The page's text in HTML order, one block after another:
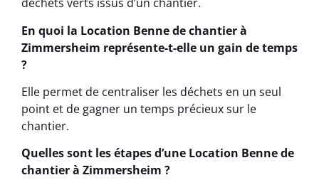
En quoi la Location Benne de chantier à
Zimmersheim représente-t-elle un gain de temps
?
Elle permet de centraliser les déchets en un seul
point et de gagner un temps précieux sur le
chantier.
Quelles sont les étapes d’une Location Benne de
chantier à Zimmersheim ?